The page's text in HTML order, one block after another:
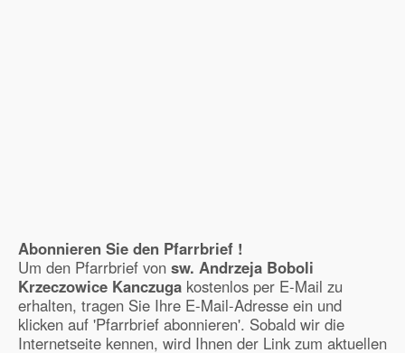
Abonnieren Sie den Pfarrbrief !
Um den Pfarrbrief von sw. Andrzeja Boboli
Krzeczowice Kanczuga kostenlos per E-Mail zu
erhalten, tragen Sie Ihre E-Mail-Adresse ein und
klicken auf 'Pfarrbrief abonnieren'. Sobald wir die
Internetseite kennen, wird Ihnen der Link zum aktuellen